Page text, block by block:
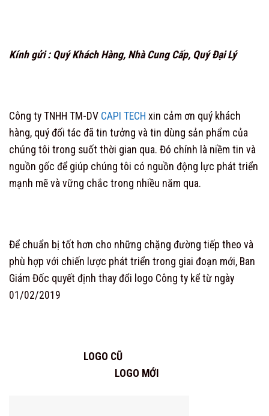
Kính gửi : Quý Khách Hàng, Nhà Cung Cấp, Quý Đại Lý
Công ty TNHH TM-DV CAPI TECH xin cảm ơn quý khách
hàng, quý đối tác đã tin tưởng và tin dùng sản phẩm của
chúng tôi trong suốt thời gian qua. Đó chính là niềm tin và
nguồn gốc để giúp chúng tôi có nguồn động lực phát triển
mạnh mẽ và vững chắc trong nhiều năm qua.
Để chuẩn bị tốt hơn cho những chặng đường tiếp theo và
phù hợp với chiến lược phát triển trong giai đoạn mới, Ban
Giám Đốc quyết định thay đổi logo Công ty kể từ ngày
01/02/2019
LOGO CŨ
LOGO MỚI